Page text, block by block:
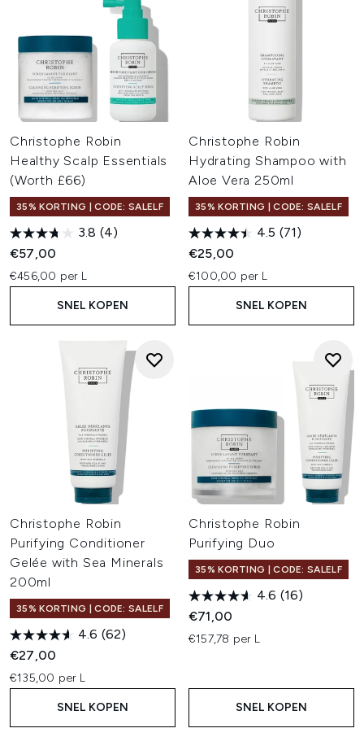
Christophe Robin
Healthy Scalp Essentials
(Worth £66)
35% KORTING | CODE: SALELF
3.8 (4)
€57,00
€456,00 per L
SNEL KOPEN
Christophe Robin
Hydrating Shampoo with
Aloe Vera 250ml
35% KORTING | CODE: SALELF
4.5 (71)
€25,00
€100,00 per L
SNEL KOPEN
Christophe Robin
Purifying Conditioner
Gelée with Sea Minerals
200ml
35% KORTING | CODE: SALELF
4.6 (62)
€27,00
€135,00 per L
SNEL KOPEN
Christophe Robin
Purifying Duo
35% KORTING | CODE: SALELF
4.6 (16)
€71,00
€157,78 per L
SNEL KOPEN